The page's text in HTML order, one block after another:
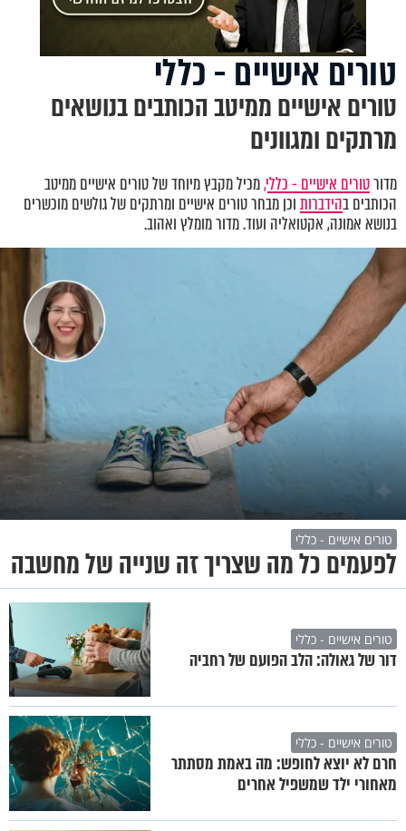
טורים אישיים - כללי
טורים אישיים ממיטב הכותבים בנושאים
מרתקים ומגוונים
מדורטורים אישיים - כללי,מכיל מקבץ מיוחד של טורים אישיים ממיטב
הכותבים בהידברותוכן מבחר טורים אישיים ומרתקים של גולשים מוכשרים
בנושא אמונה, אקטואליה ועוד. מדור מומלץ ואהוב.
טורים אישיים - כללי
לפעמים כל מה שצריך זה שנייה של מחשבה
טורים אישיים - כללי
דור של גאולה: הלב הפועם של רחביה
טורים אישיים - כללי
חרם לא יוצא לחופש: מה באמת מסתתר
מאחורי ילד שמשפיל אחרים